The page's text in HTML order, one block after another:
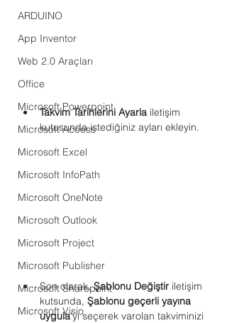
ARDUINO
App Inventor
Web 2.0 Araçları
Office
Microsoft Powerpoint
Microsoft Access
Microsoft Excel
Microsoft InfoPath
Microsoft OneNote
Microsoft Outlook
Microsoft Project
Microsoft Publisher
Microsoft Sharepoint
Microsoft Visio
Takvim Tarihlerini Ayarla iletişim
kutusunda istediğiniz ayları ekleyin.
Son olarak, Şablonu Değiştir iletişim
kutsunda, Şablonu geçerli yayına
uygula'yı seçerek varolan takviminizi